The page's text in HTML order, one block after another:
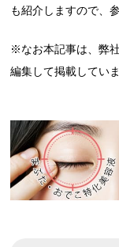
も紹介しますので、
※なお本記事は、弊
編集して掲載していま